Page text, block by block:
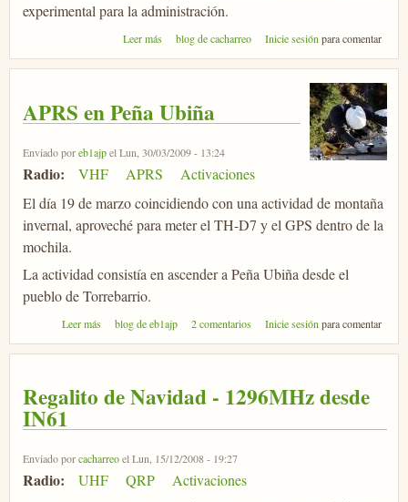
experimental para la administración.
Leer más sobre Se nos terminan los 70
blog de cacharreo Inicie sesiónpara comentar
APRS en Peña Ubiña
Enviado poreb1ajpel Lun, 30/03/2009 - 13:24
Radio: VHF APRS
Activaciones
El día 19 de marzo coincidiendo con una actividad de montaña
invernal, aproveché para meter el TH-D7 y el GPS dentro de la
mochila.
La actividad consistía en ascender a Peña Ubiña desde el
pueblo de Torrebarrio.
Leer más sobre APRS en Peña Ubiña
blog de eb1ajp 2 comentarios Inicie sesión para comentar
Regalito de Navidad - 1296MHz desde
IN61
Enviado porcacharreoel Lun, 15/12/2008 - 19:27
Radio: UHF QRP
Activaciones